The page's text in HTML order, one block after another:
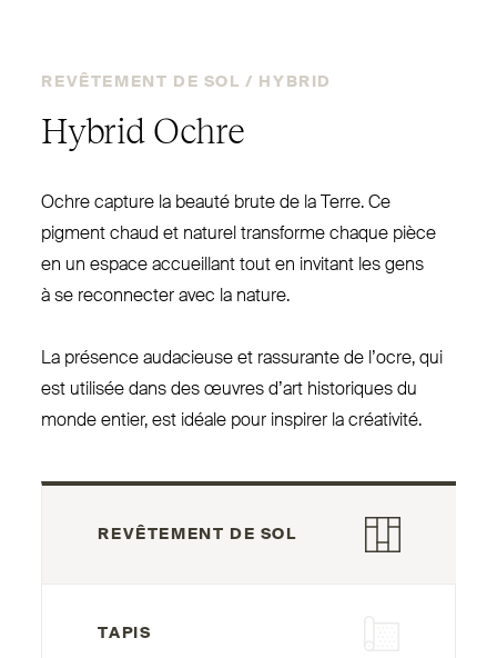
REVÊTEMENT DE SOL / HYBRID
Hybrid Ochre
Ochre capture la beauté brute de la Terre. Ce
pigment chaud et naturel transforme chaque pièce
en un espace accueillant tout en invitant les gens
à se reconnecter avec la nature.
La présence audacieuse et ras­surante de l’ocre, qui
est utilisée dans des œuvres d’art his­toriques du
monde entier, est idéale pour inspirer la créativité.
REVÊTEMENT DE SOL
TAPIS